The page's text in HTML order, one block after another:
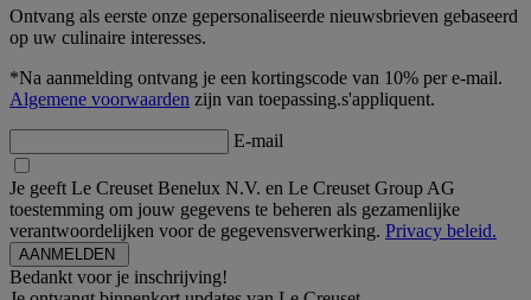
Ontvang als eerste onze gepersonaliseerde nieuwsbrieven gebaseerd
op uw culinaire interesses.
*Na aanmelding ontvang je een kortingscode van 10% per e-mail.
Algemene voorwaarden zijn van toepassing.s'appliquent.
E-mail
Je geeft Le Creuset Benelux N.V. en Le Creuset Group AG
toestemming om jouw gegevens te beheren als gezamenlijke
verantwoordelijken voor de gegevensverwerking. Privacy beleid.
Bedankt voor je inschrijving!